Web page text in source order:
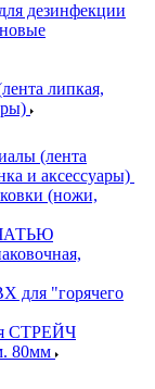
дезинфекции
липкая,
(лента
и аксессуары)
(ножи,
для "горячего
СТРЕЙЧ
80мм